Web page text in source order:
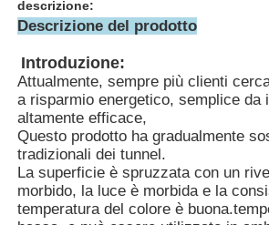
descrizione:
Descrizione del prodotto
Introduzione:
Attualmente, sempre più clienti
a risparmio energetico, semplice da
altamente efficace,
Questo prodotto ha gradualmente
tradizionali dei tunnel.
La superficie è spruzzata con un
morbido, la luce è morbida e la
temperatura del colore è